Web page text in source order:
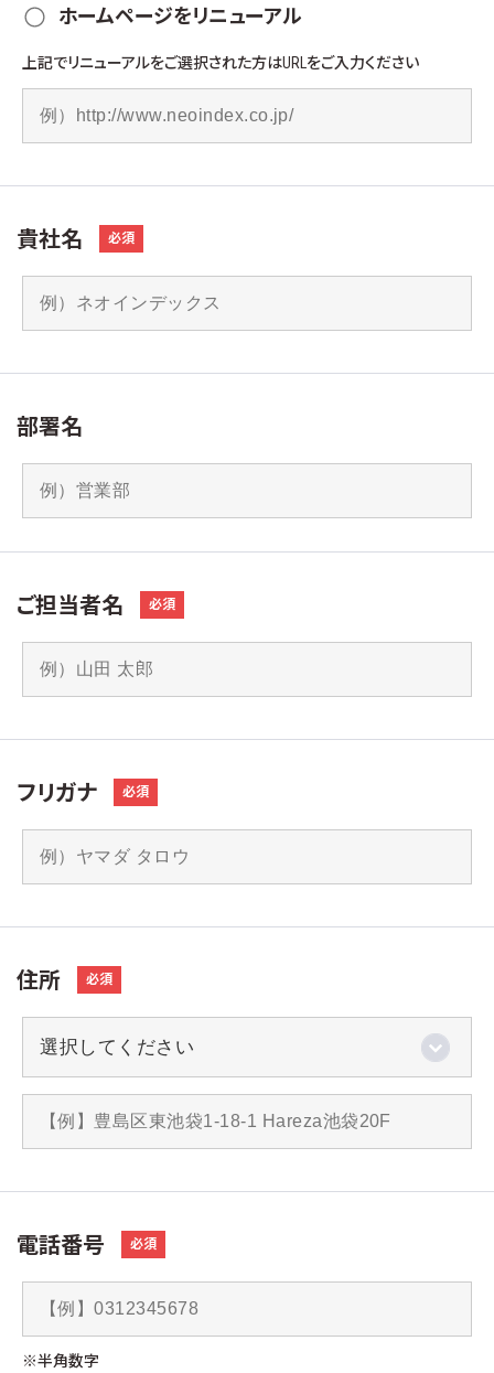
ホームページをリニューアル
上記でリニューアルをご選択された方はURLをご入力ください
貴社名 必須
部署名
ご担当者名 必須
フリガナ 必須
住所 必須
電話番号 必須
※半角数字